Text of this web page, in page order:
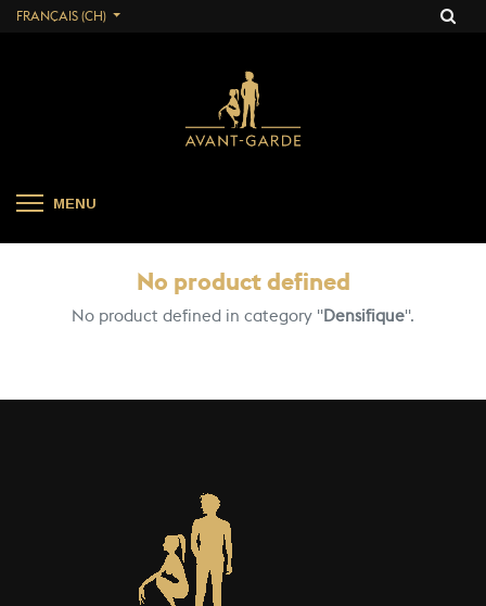
FRANÇAIS (CH)
MENU
No product defined
No product defined in category " Densifique".